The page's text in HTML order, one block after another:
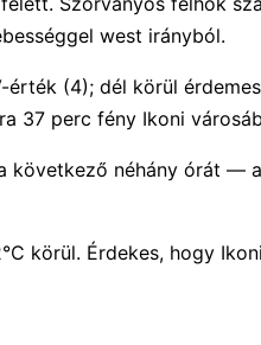
west irányból.
(4); dél körül
37 perc fény Ikoni
következő néhány órát —
körül. Érdekes, hogy